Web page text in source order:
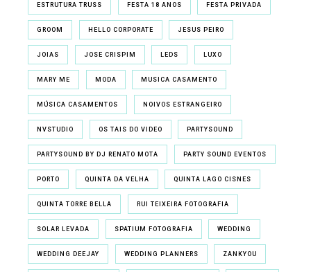
ESTRUTURA TRUSS FESTA 18 ANOS FESTA PRIVADA
GROOM HELLO CORPORATE JESUS PEIRO
JOIAS JOSE CRISPIM LEDS LUXO
MARY ME MODA MUSICA CASAMENTO
MÚSICA CASAMENTOS NOIVOS ESTRANGEIRO
NVSTUDIO OS TAIS DO VIDEO PARTYSOUND
PARTYSOUND BY DJ RENATO MOTA PARTY SOUND EVENTOS
PORTO QUINTA DA VELHA QUINTA LAGO CISNES
QUINTA TORRE BELLA RUI TEIXEIRA FOTOGRAFIA
SOLAR LEVADA SPATIUM FOTOGRAFIA WEDDING
WEDDING DEEJAY WEDDING PLANNERS ZANKYOU